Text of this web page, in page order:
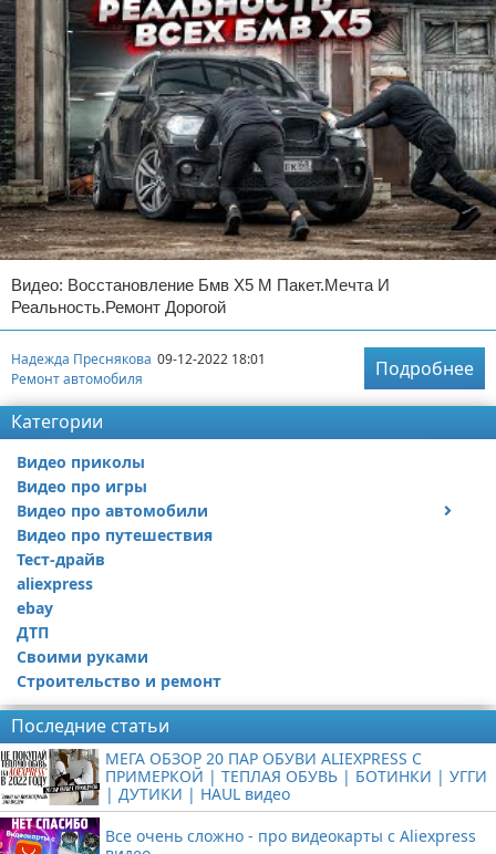
Видео: Восстановление Бмв Х5 М Пакет.Мечта И
Реальность.Ремонт Дорогой
Надежда Преснякова 09-12-2022 18:01
Ремонт автомобиля
Подробнее
Категории
Видео приколы
Видео про игры
Видео про автомобили
Ремонт автомобиля
Видео про путешествия
Тест-драйв
aliexpress
ebay
ДТП
Своими руками
Строительство и ремонт
Последние статьи
МЕГА ОБЗОР 20 ПАР ОБУВИ ALIEXPRESS С
ПРИМЕРКОЙ | ТЕПЛАЯ ОБУВЬ | БОТИНКИ | УГГИ
| ДУТИКИ | HAUL видео
Все очень сложно - про видеокарты с Aliexpress